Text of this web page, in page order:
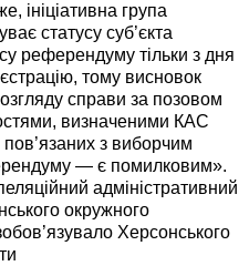
ініціативна група
статусу суб’єкта
референдуму тільки з дня
тому висновок
справи за позовом
визначеними КАС
пов’язаних з виборчим
— є помилковим».
адміністративний
окружного
Херсонського